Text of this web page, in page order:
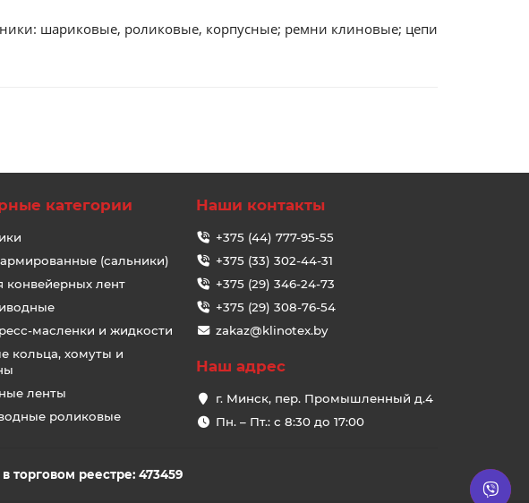
шариковые, роликовые, корпусные; ремни клиновые; цепи
категории
(сальники)
конвейерных лент
масленки и жидкости
кольца, хомуты и
ленты
роликовые
Наши контакты
+375 (44) 777-95-55
+375 (33) 302-44-31
+375 (29) 346-24-73
+375 (29) 308-76-54
zakaz@klinotex.by
Наш адрес
г. Минск, пер. Промышленный д.4
Пн. – Пт.: с 8:30 до 17:00
торговом реестре: 473459